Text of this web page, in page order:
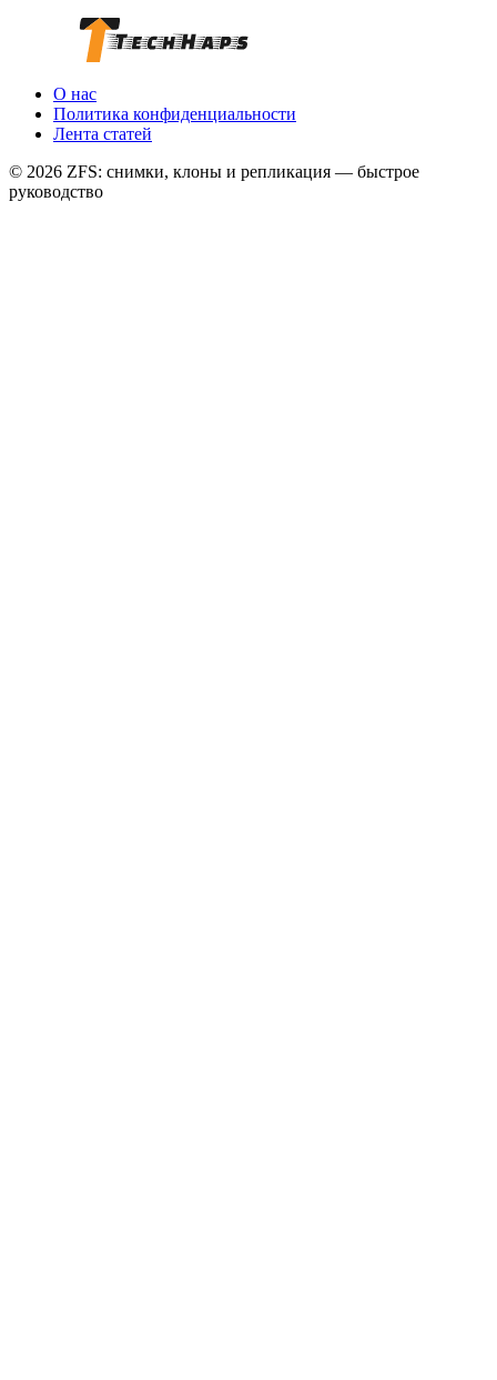
О нас
Политика конфиденциальности
Лента статей
© 2026 ZFS: снимки, клоны и репликация — быстрое
руководство